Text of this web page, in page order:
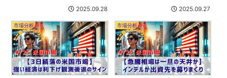
2025.09.28 2025.09.27
市場分析 市場分析